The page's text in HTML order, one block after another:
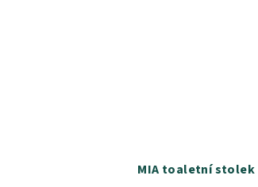
MIA toaletní stolek